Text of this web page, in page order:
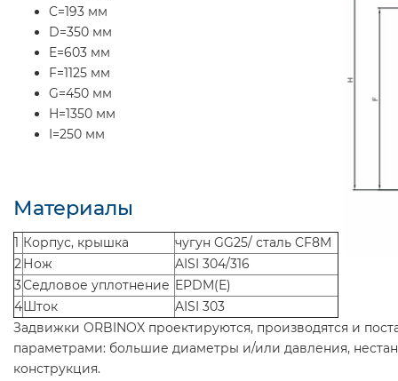
C=193 мм
D=350 мм
E=603 мм
F=1125 мм
G=450 мм
H=1350 мм
I=250 мм
Материалы
1 Корпус, крышка
чугун GG25/ сталь CF8M
2Нож
AISI 304/316
3Седловое уплотнение EPDM(Е)
4Шток
AISI 303
Задвижки ORBINOX проектируются, производятся и
параметрами: большие диаметры и/или давления,
конструкция.